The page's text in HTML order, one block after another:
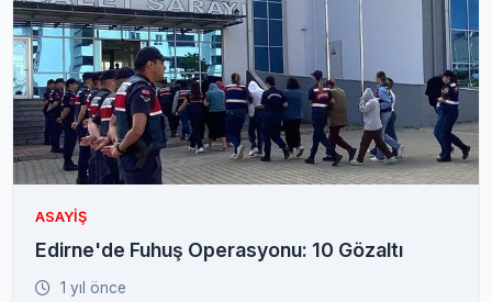
ASAYIŞ
Edirne'de Fuhuş Operasyonu: 10 Gözaltı
1 yıl önce